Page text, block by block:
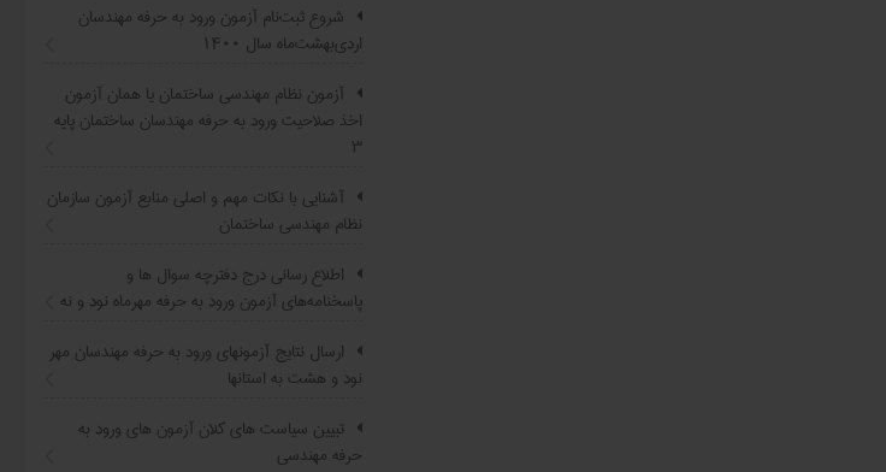
شروع ثبت‌نام آزمون ورود به حرفه مهندسان
اردی‌بهشت‌ماه سال ۱۴۰۰
آزمون نظام مهندسی ساختمان یا همان آزمون
اخذ صلاحیت ورود به حرفه مهندسان ساختمان پایه
۳
آشنایی با نکات مهم و اصلی منابع آزمون سازمان
نظام مهندسی ساختمان
اطلاع ‏رسانی درج دفترچه سوال ‌ها و
پاسخنامه‌های آزمون ورود به حرفه مهرماه نود و نه
ارسال نتایج آزمونهای ورود به حرفه مهندسان مهر
نود و هشت به استانها
تبیین سیاست ‌های کلان آزمون های ورود به
حرفه مهندسی